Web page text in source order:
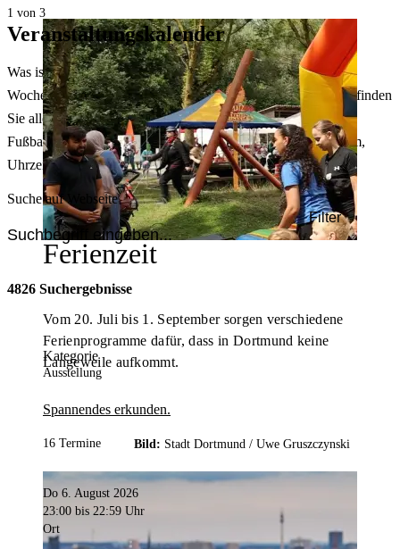
Ferienzeit
Vom 20. Juli bis 1. September sorgen verschiedene
Ferienprogramme dafür, dass in Dortmund keine
Langeweile aufkommt.
Spannendes erkunden.
Bild: Stadt Dortmund / Uwe Gruszczynski
1 von 3
Veranstaltungskalender
Was ist heute in Dortmund los? Welche Konzerte gibt es am
Wochenende? Im größten Veranstaltungskalender Dortmunds finden
Sie alle Events – von der Stadt- oder Museumsführung übers
Fußballspiel bis zum Flohmarkt. Sie können dabei nach Datum,
Uhrzeit, Ort oder Art der Veranstaltung auswählen. Viel Spaß!
Suche auf Webseite
Filter
4826 Suchergebnisse
Kategorie
Ausstellung
16 Termine
Do 6. August 2026
23:00 bis 22:59 Uhr
Ort